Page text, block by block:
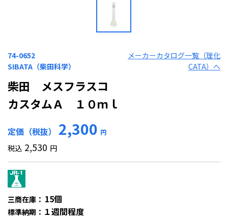
74-0652
SIBATA（柴田科学）
メーカーカタログ一覧（理化
CATA）へ
柴田 メスフラスコ
カスタムＡ １０ｍｌ
定価（税抜） 2,300 円
税込 2,530 円
三商在庫： 15個
標準納期： １週間程度